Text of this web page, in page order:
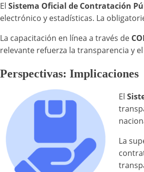
El Sistema Oficial de Contratación
electrónico y estadísticas. La
La capacitación en línea a través de
relevante refuerza la transparencia y
Perspectivas: Implicaciones
El
La